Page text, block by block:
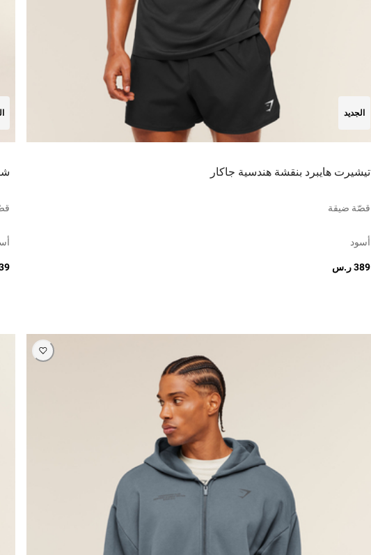
الجديد
تيشيرت هايبرد بنقشة هندسية جاكار
قصّة ضيقة
أسود
389 ر.س